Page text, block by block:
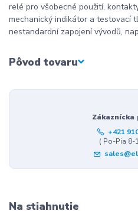
relé pro všobecné použití,
mechanický indikátor a testovací
nestandardní zapojení vývodů,
Pôvod tovaru
+421
( Po-Pia 8-
Na stiahnutie